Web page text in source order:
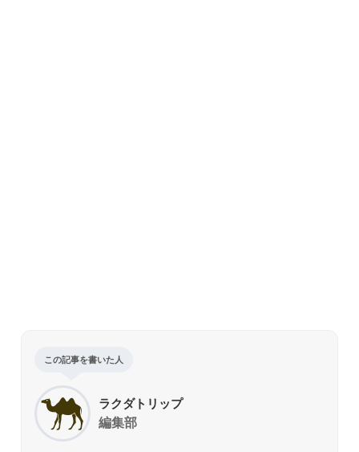
この記事を書いた人
ラクダトリップ
編集部